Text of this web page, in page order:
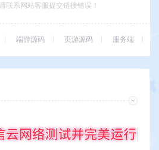
联系网站客服提交链接错误！
端游源码 页游源码 服务端